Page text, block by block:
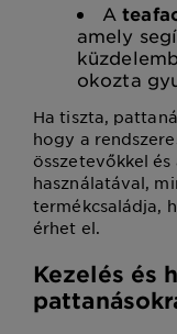
A
amely
okozta
Ha tiszta,
hogy a
összetevőkkel
használatával,
termékcsaládja,
érhet el.
Kezelés és